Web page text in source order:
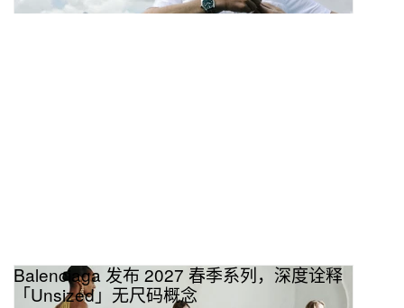
Balenciaga 发布 2027 春季系列，深度诠释
「Unsized」无尺码概念